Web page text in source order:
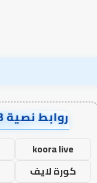
روابط نصية AA4203
koora live
كورة لايف